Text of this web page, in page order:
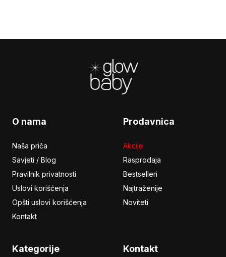
O nama
Naša priča
Savjeti / Blog
Pravilnik privatnosti
Uslovi korišćenja
Opšti uslovi korišćenja
Kontakt
Prodavnica
Akcije
Rasprodaja
Bestselleri
Najtraženije
Noviteti
Kategorije Kontakt